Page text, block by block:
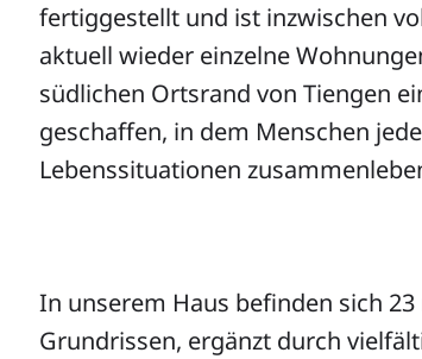
fertiggestellt und ist inzwischen
aktuell wieder einzelne
südlichen Ortsrand von Tiengen
geschaffen, in dem Menschen
Lebenssituationen
In unserem Haus befinden sich
Grundrissen, ergänzt durch